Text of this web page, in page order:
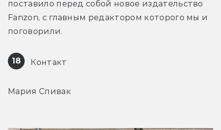
поставило перед собой новое издательство
Fanzon, с главным редактором которого мы и
поговорили.
18 Контакт
Мария Спивак